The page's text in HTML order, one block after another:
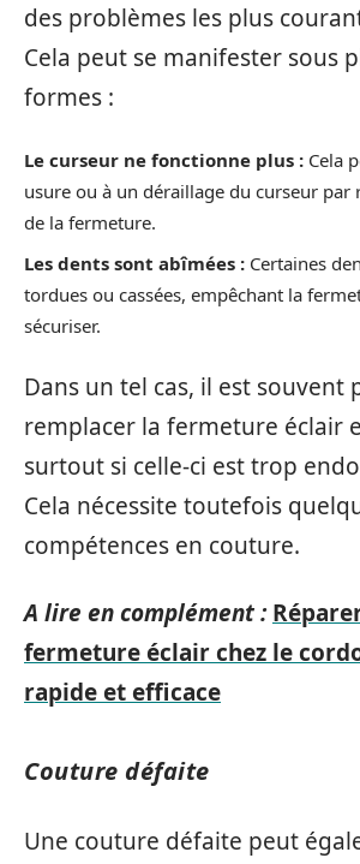
des problèmes les plus
Cela peut se manifester sous
formes :
Le curseur ne fonctionne plus : Cela
usure ou à un déraillage du curseur par
de la fermeture.
Les dents sont abîmées : Certaines
tordues ou cassées, empêchant la
sécuriser.
Dans un tel cas, il est souvent
remplacer la fermeture éclair
surtout si celle-ci est trop
Cela nécessite toutefois
compétences en couture.
A lire en complément :
fermeture éclair chez le
rapide et efficace
Couture défaite
Une couture défaite peut